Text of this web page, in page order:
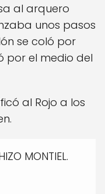
al arquero
unos pasos
se coló por
por el medio del
al Rojo a los
MONTIEL.